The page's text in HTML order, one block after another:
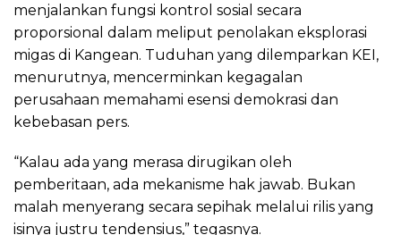
menjalankan fungsi kontrol sosial secara
proporsional dalam meliput penolakan eksplorasi
migas di Kangean. Tuduhan yang dilemparkan KEI,
menurutnya, mencerminkan kegagalan
perusahaan memahami esensi demokrasi dan
kebebasan pers.
“Kalau ada yang merasa dirugikan oleh
pemberitaan, ada mekanisme hak jawab. Bukan
malah menyerang secara sepihak melalui rilis yang
isinya justru tendensius,” tegasnya.